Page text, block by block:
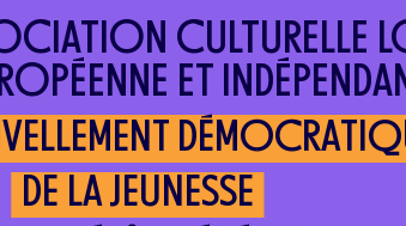
ET
DE LA JEUNESSE